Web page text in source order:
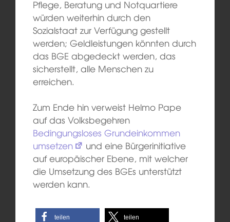
Pflege, Beratung und Notquartiere
würden weiterhin durch den
Sozialstaat zur Verfügung gestellt
werden; Geldleistungen könnten durch
das BGE abgedeckt werden, das
sicherstellt, alle Menschen zu
erreichen.
Zum Ende hin verweist Helmo Pape
auf das Volksbegehren
Bedingungsloses Grundeinkommen
umsetzen
und eine Bürgerinitiative
auf europäischer Ebene, mit welcher
die Umsetzung des BGEs unterstützt
werden kann.
teilen teilen